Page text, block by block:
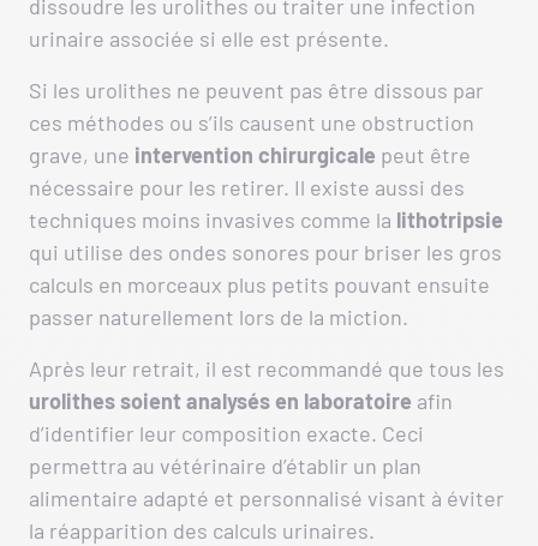
dissoudre les urolithes ou traiter une infection
urinaire associée si elle est présente.
Si les urolithes ne peuvent pas être dissous par
ces méthodes ou s’ils causent une obstruction
grave, une intervention chirurgicale peut être
nécessaire pour les retirer. Il existe aussi des
techniques moins invasives comme la lithotripsie
qui utilise des ondes sonores pour briser les gros
calculs en morceaux plus petits pouvant ensuite
passer naturellement lors de la miction.
Après leur retrait, il est recommandé que tous les
urolithes soient analysés en laboratoire afin
d’identifier leur composition exacte. Ceci
permettra au vétérinaire d’établir un plan
alimentaire adapté et personnalisé visant à éviter
la réapparition des calculs urinaires.